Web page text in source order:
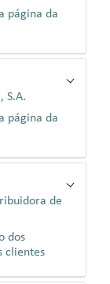
página da
S.A.
página da
de
dos
clientes